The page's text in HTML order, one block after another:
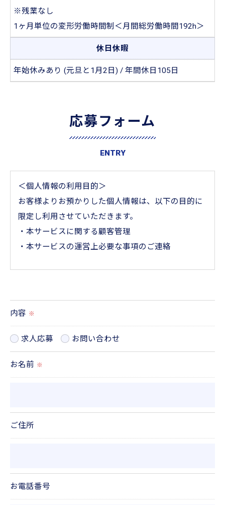
※残業なし
1ヶ月単位の変形労働時間制＜月間総労働時間192h＞
休日休暇
年始休みあり (元旦と1月2日) / 年間休日105日
応募フォーム
ENTRY
＜個人情報の利用目的＞
お客様よりお預かりした個人情報は、以下の目的に
限定し利用させていただきます。
・本サービスに関する顧客管理
・本サービスの運営上必要な事項のご連絡
られた場合を除き、
ません。
＜個人情報の委託について＞
これらの委託先に対しては個人情報保護契約等の措
置をとり、適切な監督を行います。
当社では、個人情報の漏洩等がなされないよう、適
切に安全管理対策を実施します。
内容 ※
求人応募 お問い合わせ
お名前 ※
ご住所
お電話番号